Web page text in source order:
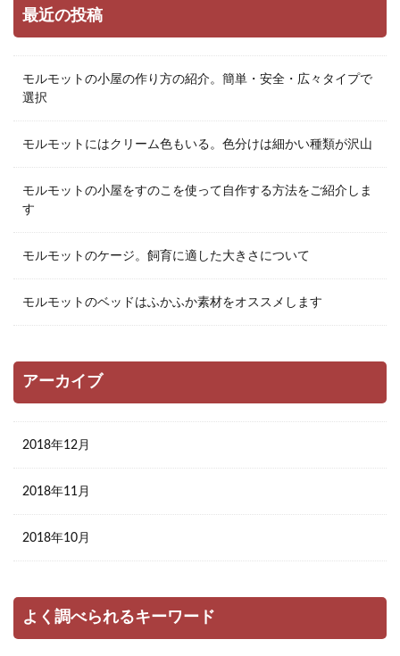
最近の投稿
モルモットの小屋の作り方の紹介。簡単・安全・広々タイプで
選択
モルモットにはクリーム色もいる。色分けは細かい種類が沢山
モルモットの小屋をすのこを使って自作する方法をご紹介しま
す
モルモットのケージ。飼育に適した大きさについて
モルモットのベッドはふかふか素材をオススメします
アーカイブ
2018年12月
2018年11月
2018年10月
よく調べられるキーワード